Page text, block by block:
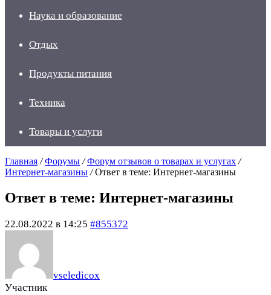
Наука и образование
Отдых
Продукты питания
Техника
Товары и услуги
Главная / Форумы / Форум отзывов о товарах и услугах /
Интернет-магазины / Ответ в теме: Интернет-магазины
Ответ в теме: Интернет-магазины
22.08.2022 в 14:25 #855372
vseledicox
Участник